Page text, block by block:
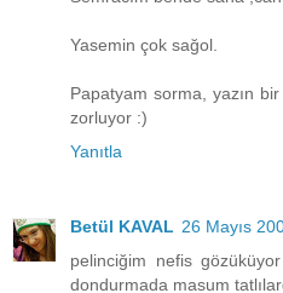
Yasemin çok sağol.
Papatyam sorma, yazın
zorluyor :)
Yanıtla
Betül KAVAL 26 Mayıs
pelinciğim nefis
dondurmada masum